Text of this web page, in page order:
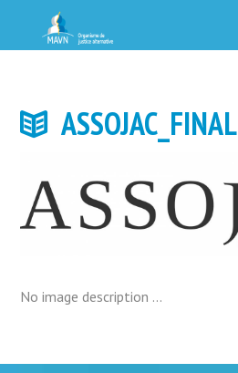
ASSOJAC_FINAL
No image description ...